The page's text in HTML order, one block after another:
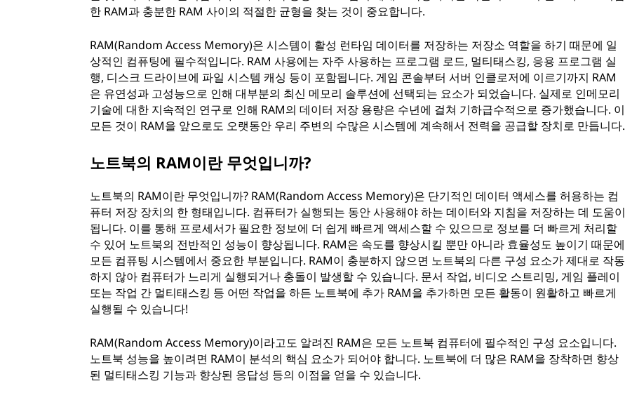
한 RAM과 충분한 RAM 사이의 적절한 균형을 찾는 것이 중요합니다.
RAM(Random Access Memory)은 시스템이 활성 런타임 데이터를 저장하는 저장소 역할을 하기 때문에 일
상적인 컴퓨팅에 필수적입니다. RAM 사용에는 자주 사용하는 프로그램 로드, 멀티태스킹, 응용 프로그램 실
행, 디스크 드라이브에 파일 시스템 캐싱 등이 포함됩니다. 게임 콘솔부터 서버 인클로저에 이르기까지 RAM
은 유연성과 고성능으로 인해 대부분의 최신 메모리 솔루션에 선택되는 요소가 되었습니다. 실제로 인메모리
기술에 대한 지속적인 연구로 인해 RAM의 데이터 저장 용량은 수년에 걸쳐 기하급수적으로 증가했습니다. 이
모든 것이 RAM을 앞으로도 오랫동안 우리 주변의 수많은 시스템에 계속해서 전력을 공급할 장치로 만듭니다.
노트북의 RAM이란 무엇입니까?
노트북의 RAM이란 무엇입니까? RAM(Random Access Memory)은 단기적인 데이터 액세스를 허용하는 컴
퓨터 저장 장치의 한 형태입니다. 컴퓨터가 실행되는 동안 사용해야 하는 데이터와 지침을 저장하는 데 도움이
됩니다. 이를 통해 프로세서가 필요한 정보에 더 쉽게 빠르게 액세스할 수 있으므로 정보를 더 빠르게 처리할
수 있어 노트북의 전반적인 성능이 향상됩니다. RAM은 속도를 향상시킬 뿐만 아니라 효율성도 높이기 때문에
모든 컴퓨팅 시스템에서 중요한 부분입니다. RAM이 충분하지 않으면 노트북의 다른 구성 요소가 제대로 작동
하지 않아 컴퓨터가 느리게 실행되거나 충돌이 발생할 수 있습니다. 문서 작업, 비디오 스트리밍, 게임 플레이
또는 작업 간 멀티태스킹 등 어떤 작업을 하든 노트북에 추가 RAM을 추가하면 모든 활동이 원활하고 빠르게
실행될 수 있습니다!
RAM(Random Access Memory)이라고도 알려진 RAM은 모든 노트북 컴퓨터에 필수적인 구성 요소입니다.
노트북 성능을 높이려면 RAM이 분석의 핵심 요소가 되어야 합니다. 노트북에 더 많은 RAM을 장착하면 향상
된 멀티태스킹 기능과 향상된 응답성 등의 이점을 얻을 수 있습니다.